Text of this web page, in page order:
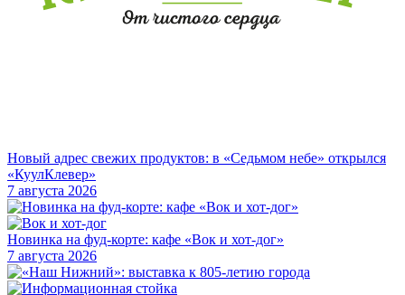
Новый адрес свежих продуктов: в «Седьмом небе» открылся
«КуулКлевер»
7 августа 2026
Новинка на фуд-корте: кафе «Вок и хот-дог»
7 августа 2026